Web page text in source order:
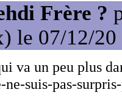
Frère ?
le 07/12/20
va un peu plus
suis-pas-